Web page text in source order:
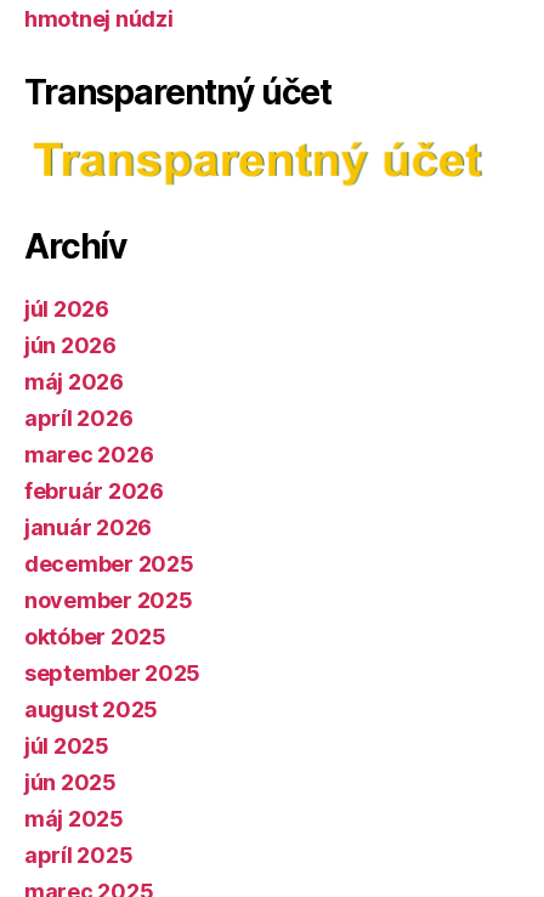
hmotnej núdzi
Transparentný účet
Archív
júl 2026
jún 2026
máj 2026
apríl 2026
marec 2026
február 2026
január 2026
december 2025
november 2025
október 2025
september 2025
august 2025
júl 2025
jún 2025
máj 2025
apríl 2025
marec 2025